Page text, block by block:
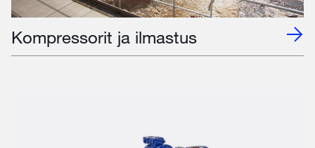
Kompressorit ja ilmastus